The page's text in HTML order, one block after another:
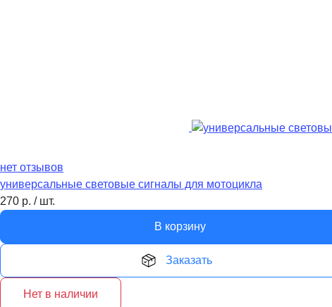
нет отзывов
универсальные световые сигналы для мотоцикла
270 р. / шт.
В корзину
Заказать
Нет в наличии